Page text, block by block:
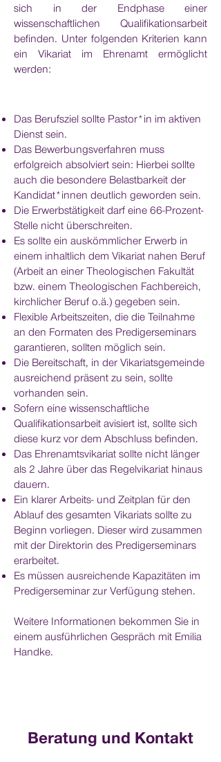
sich in der Endphase einer
wissenschaftlichen Qualifikationsarbeit
befinden. Unter folgenden Kriterien kann
ein Vikariat im Ehrenamt ermöglicht
werden:
Das Berufsziel sollte Pastor*in im aktiven
Dienst sein.
Das Bewerbungsverfahren muss
erfolgreich absolviert sein: Hierbei sollte
auch die besondere Belastbarkeit der
Kandidat*innen deutlich geworden sein.
Die Erwerbstätigkeit darf eine 66-Prozent-
Stelle nicht überschreiten.
Es sollte ein auskömmlicher Erwerb in
einem inhaltlich dem Vikariat nahen Beruf
(Arbeit an einer Theologischen Fakultät
bzw. einem Theologischen Fachbereich,
kirchlicher Beruf o.ä.) gegeben sein.
Flexible Arbeitszeiten, die die Teilnahme
an den Formaten des Predigerseminars
garantieren, sollten möglich sein.
Die Bereitschaft, in der Vikariatsgemeinde
ausreichend präsent zu sein, sollte
vorhanden sein.
Sofern eine wissenschaftliche
Qualifikationsarbeit avisiert ist, sollte sich
diese kurz vor dem Abschluss befinden.
Das Ehrenamtsvikariat sollte nicht länger
als 2 Jahre über das Regelvikariat hinaus
dauern.
Ein klarer Arbeits- und Zeitplan für den
Ablauf des gesamten Vikariats sollte zu
Beginn vorliegen. Dieser wird zusammen
mit der Direktorin des Predigerseminars
erarbeitet.
Es müssen ausreichende Kapazitäten im
Predigerseminar zur Verfügung stehen.
Weitere Informationen bekommen Sie in
einem ausführlichen Gespräch mit Emilia
Handke.
Beratung und Kontakt